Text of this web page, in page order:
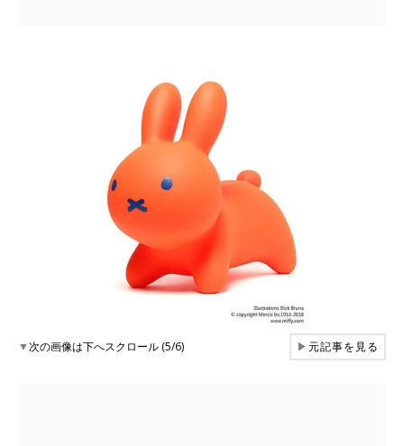
▼次の画像は下へスクロール (5/6) ▶元記事を見る